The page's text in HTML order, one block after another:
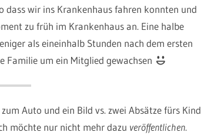
wir ins Krankenhaus fahren konnten und
zu früh im Krankenhaus an. Eine halbe
als eineinhalb Stunden nach dem ersten
Familie um ein Mitglied gewachsen
Auto und ein Bild vs. zwei Absätze fürs Kind
möchte nur nicht mehr dazu veröffentlichen.